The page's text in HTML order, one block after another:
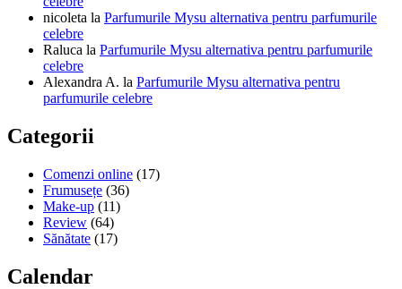
nicoleta la Parfumurile Mysu alternativa pentru parfumurile
celebre
Raluca la Parfumurile Mysu alternativa pentru parfumurile
celebre
Alexandra A. la Parfumurile Mysu alternativa pentru
parfumurile celebre
Categorii
Comenzi online (17)
Frumusețe (36)
Make-up (11)
Review (64)
Sănătate (17)
Calendar